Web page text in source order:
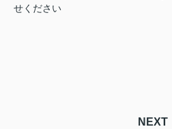
せください
NEXT